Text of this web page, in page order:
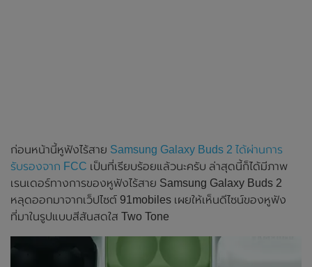
ก่อนหน้านี้หูฟังไร้สาย Samsung Galaxy Buds 2 ได้ผ่านการ
รับรองจาก FCC เป็นที่เรียบร้อยแล้วนะครับ ล่าสุดนี้ก็ได้มีภาพ
เรนเดอร์ทางการของหูฟังไร้สาย Samsung Galaxy Buds 2
หลุดออกมาจากเว็ปไซต์ 91mobiles เผยให้เห็นดีไซน์ของหูฟัง
ที่มาในรูปแบบสีสันสดใส Two Tone